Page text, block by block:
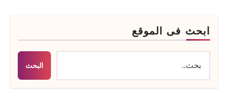
ابحث فى الموقع
البحث